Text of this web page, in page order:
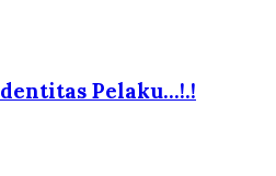
Pelaku…!.!